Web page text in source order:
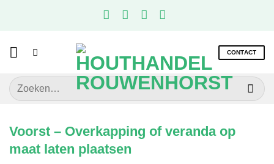
CONTACT
Zoeken
naar:
Voorst – Overkapping of veranda op
maat laten plaatsen